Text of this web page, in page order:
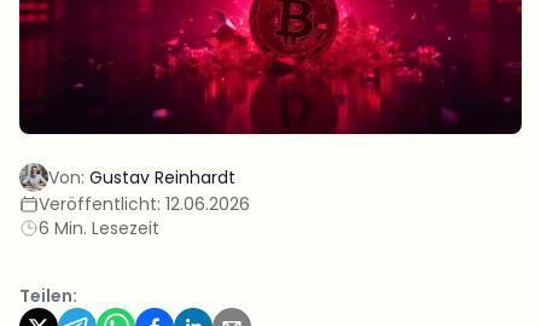
Von: Gustav Reinhardt
Veröffentlicht: 12.06.2026
6 Min. Lesezeit
Teilen: